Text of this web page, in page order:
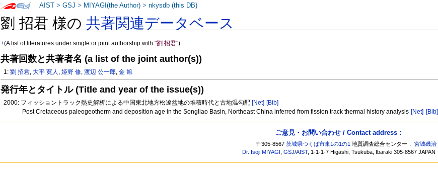
劉 招君 様の共著関連データベース
+(A list of literatures under single or joint authorship with"劉 招君")
共著回数と共著者名 (a list of the joint author(s))
1:劉 招君,大平 寛人 ,姫野 修,渡辺 公一郎,金 旭
発行年とタイトル (Title and year of the issue(s))
2000: フィッショントラック熱史解析による中国東北地方松遼盆地の堆積時代と古地温勾配 [Net] [Bib]
Post Cretaceous paleogeotherm and deposition age in the Songliao Basin, Northeast China inferred from fission track thermal history analysis [Net] [Bib]
AIST >GSJ > MIYAGI(the Author) >nkysdb (this DB)
ご意見・お問い合わせ / Contact address :
〒305-8567茨城県つくば市東1の1の1 地質調査総合センター，宮城磯治
Dr. Isoji MIYAGI ,GSJ/AIST, 1-1-1-7 Higashi, Tsukuba, Ibaraki 305-8567 JAPAN